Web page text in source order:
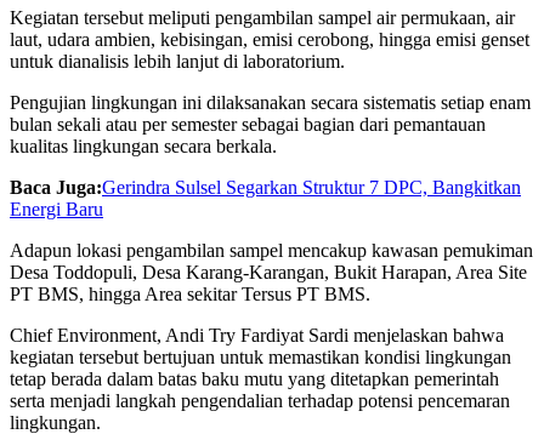
Kegiatan tersebut meliputi pengambilan sampel air permukaan, air
laut, udara ambien, kebisingan, emisi cerobong, hingga emisi genset
untuk dianalisis lebih lanjut di laboratorium.
Pengujian lingkungan ini dilaksanakan secara sistematis setiap enam
bulan sekali atau per semester sebagai bagian dari pemantauan
kualitas lingkungan secara berkala.
Baca Juga:Gerindra Sulsel Segarkan Struktur 7 DPC, Bangkitkan
Energi Baru
Adapun lokasi pengambilan sampel mencakup kawasan pemukiman
Desa Toddopuli, Desa Karang-Karangan, Bukit Harapan, Area Site
PT BMS, hingga Area sekitar Tersus PT BMS.
Chief Environment, Andi Try Fardiyat Sardi menjelaskan bahwa
kegiatan tersebut bertujuan untuk memastikan kondisi lingkungan
tetap berada dalam batas baku mutu yang ditetapkan pemerintah
serta menjadi langkah pengendalian terhadap potensi pencemaran
lingkungan.